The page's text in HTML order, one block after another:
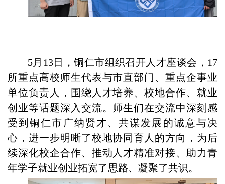
5月13日，铜仁市组织召开人才座谈会， 17
所重点高校师生代表与市直部门、重点企事业
单位负责人，围绕人才培养、校地合作、就业
创业等话题深入交流。 师生们在交流中深刻感
受到铜仁市广纳贤才、共谋发展的诚意与决
心，进一步明晰了校地协同育人的方向，为后
续深化校企合作、推动人才精准对接、助力青
年学子就业创业拓宽了思路、凝聚了共识。